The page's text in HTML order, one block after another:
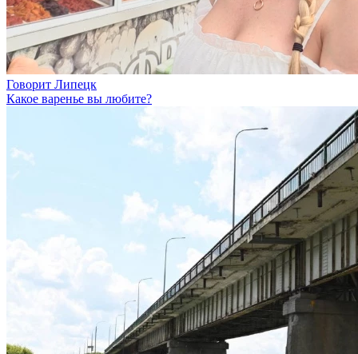
Говорит Липецк
Какое варенье вы любите?